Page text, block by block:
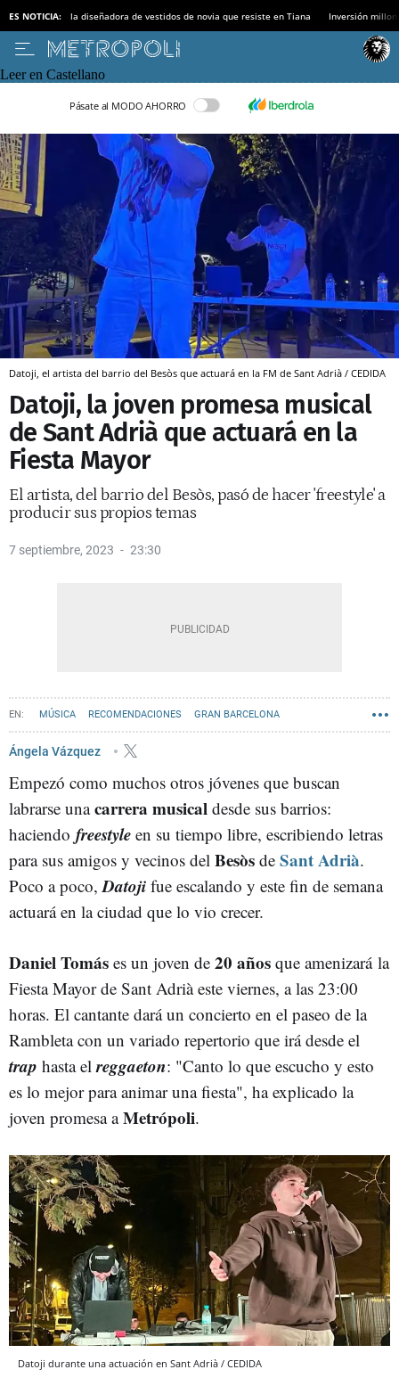
ES NOTICIA: la diseñadora de vestidos de novia que resiste en Tiana Inversión
Leer en Castellano
Pásate al MODO AHORRO
Datoji, el artista del barrio del Besòs que actuará en la FM de Sant Adrià / CEDIDA
Datoji, la joven promesa musical
de Sant Adrià que actuará en la
Fiesta Mayor
El artista, del barrio del Besòs, pasó de hacer 'freestyle' a
producir sus propios temas
7 septiembre, 2023 23:30
MÚSICA RECOMENDACIONES GRAN BARCELONA
SANT ADRIÀ DE BESÒS
Ángela Vázquez
Empezó como muchos otros jóvenes que buscan
labrarse unacarrera musical desde sus barrios:
haciendo freestyle en su tiempo libre, escribiendo letras
para sus amigos y vecinos del Besòs de Sant Adrià.
Poco a poco,Datoji fue escalando y este fin de semana
actuará en la ciudad que lo vio crecer.
Daniel Tomás es un joven de 20 años que amenizará la
Fiesta Mayor de Sant Adrià este viernes, a las 23:00
horas. El cantante dará un concierto en el paseo de la
Rambleta con un variado repertorio que irá desde el
trap hasta elreggaeton: "Canto lo que escucho y esto
es lo mejor para animar una fiesta", ha explicado la
joven promesa aMetrópoli.
Datoji durante una actuación en Sant Adrià / CEDIDA